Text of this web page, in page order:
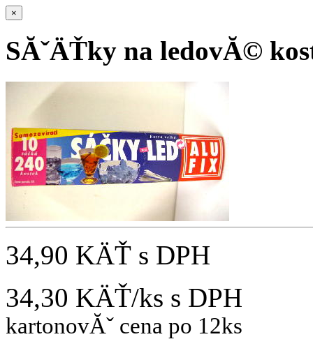
×
SĂˇÄŤky na ledovĂ©
34,90 KÄŤ s DPH
34,30 KÄŤ/ks s DPH
kartonovĂˇ cena po 12ks